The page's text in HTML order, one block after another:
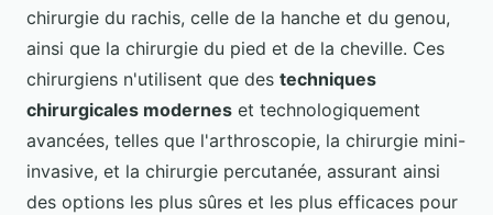
chirurgie du rachis, celle de la hanche et du genou,
ainsi que la chirurgie du pied et de la cheville. Ces
chirurgiens n'utilisent que des techniques
chirurgicales modernes et technologiquement
avancées, telles que l'arthroscopie, la chirurgie mini-
invasive, et la chirurgie percutanée, assurant ainsi
des options les plus sûres et les plus efficaces pour